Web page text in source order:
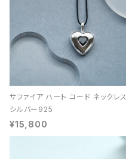
サファイア ハート コード ネックレス
シルバー925
¥15,800